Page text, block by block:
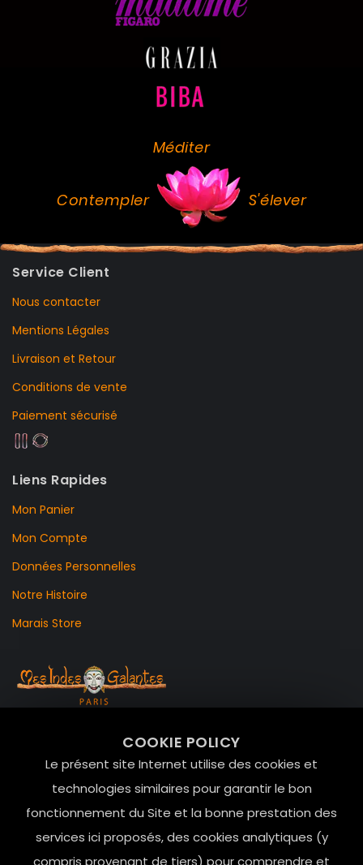
COOKIE POLICY
Le présent site Internet utilise des cookies et
technologies similaires pour garantir le bon
fonctionnement du Site et la bonne prestation des
services ici proposés, des cookies analytiques (y
compris provenant de tiers) pour comprendre et
Méditer
Contempler S'élever
Service Client
Nous contacter
Mentions Légales
Livraison et Retour
Conditions de vente
Paiement sécurisé
Liens Rapides
Mon Panier
Mon Compte
Données Personnelles
Notre Histoire
Marais Store
Le Marais, 75004 Paris
contact@mesindesgalantes.com
01.42.72.42.51